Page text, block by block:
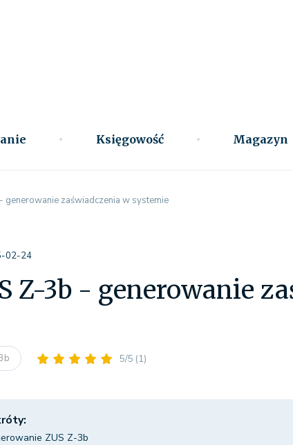
Księgowość Magazyn
generowanie zaświadczenia w systemie
02-24
Z-3b - generowanie
5/5 (1)
ZUS Z-3b